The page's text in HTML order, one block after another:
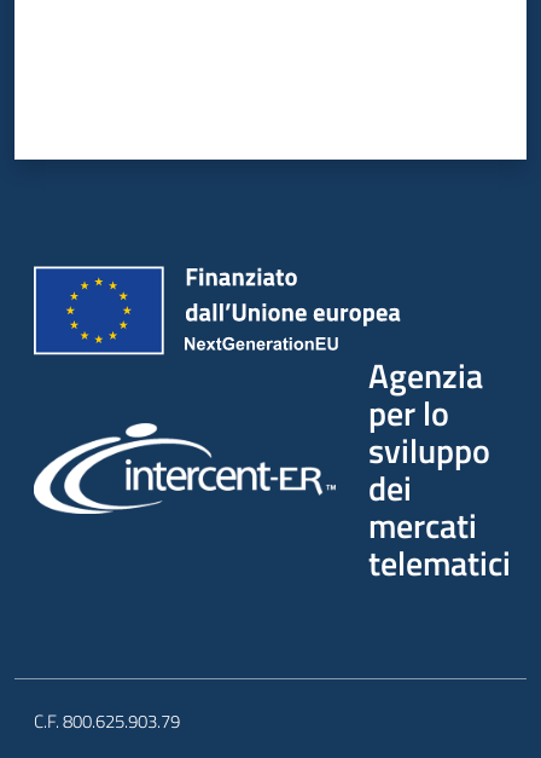
Agenzia
per lo
sviluppo
dei
mercati
telematici
C.F. 800.625.903.79